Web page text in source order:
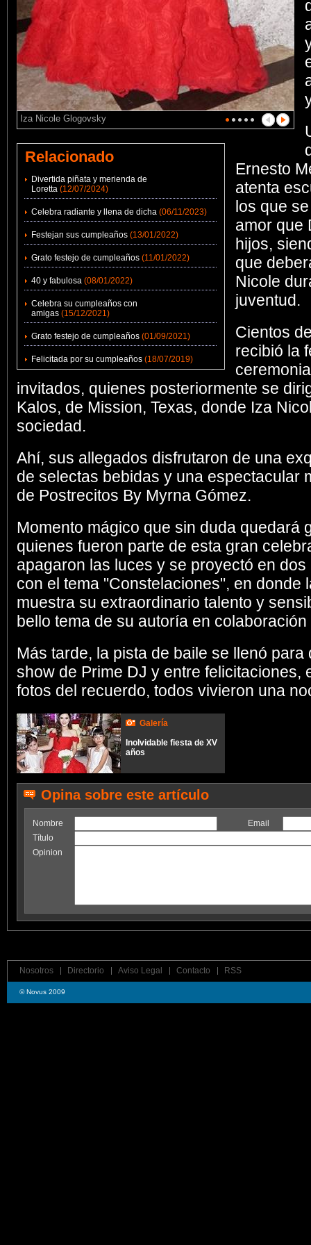
Iza Nicole Glogovsky
Relacionado
Divertida piñata y merienda de
Loretta (12/07/2024)
Celebra radiante y llena de dicha (06/11/2023)
Festejan sus cumpleaños (13/01/2022)
Grato festejo de cumpleaños (11/01/2022)
40 y fabulosa (08/01/2022)
Celebra su cumpleaños con
amigas (15/12/2021)
Grato festejo de cumpleaños (01/09/2021)
Felicitada por su cumpleaños (18/07/2019)
Ernesto
atenta
los que
amor que
hijos,
que
Nicole
juventud.
Cientos
recibió la
invitados, quienes posteriormente se
Kalos, de Mission, Texas, donde Iza
sociedad.
Ahí, sus allegados disfrutaron de una
de selectas bebidas y una espectacular
de Postrecitos By Myrna Gómez.
Momento mágico que sin duda quedará
quienes fueron parte de esta gran
apagaron las luces y se proyectó en
con el tema "Constelaciones", en donde
muestra su extraordinario talento y
bello tema de su autoría en
Más tarde, la pista de baile se llenó
show de Prime DJ y entre felicitaciones,
fotos del recuerdo, todos vivieron una
Galería
Inolvidable fiesta de XV
años
Opina sobre este artículo
Nombre
Email
Título
Opinion
Nosotros Directorio Aviso Legal Contacto RSS
© Novus 2009